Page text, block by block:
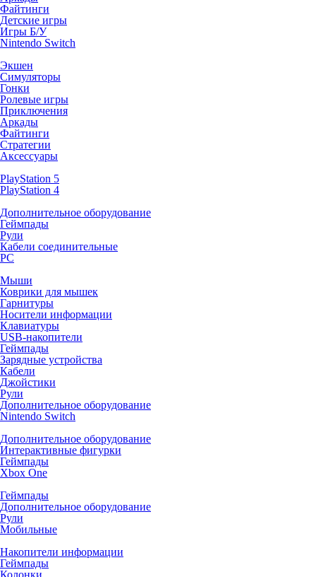
Файтинги
Детские игры
Игры Б/У
Nintendo Switch
Экшен
Симуляторы
Гонки
Ролевые игры
Приключения
Аркады
Файтинги
Стратегии
Аксессуары
PlayStation 5
PlayStation 4
Дополнительное оборудование
Геймпады
Рули
Кабели соединительные
PC
Мыши
Коврики для мышек
Гарнитуры
Носители информации
Клавиатуры
USB-накопители
Геймпады
Зарядные устройства
Кабели
Джойстики
Рули
Дополнительное оборудование
Nintendo Switch
Дополнительное оборудование
Интерактивные фигурки
Геймпады
Xbox One
Геймпады
Дополнительное оборудование
Рули
Мобильные
Накопители информации
Геймпады
Колонки